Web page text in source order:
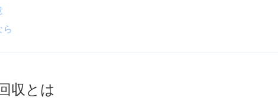
ら
収とは